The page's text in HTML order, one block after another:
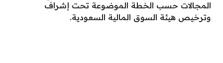
المجالات حسب الخطة الموضوعة تحت إشراف
وترخيص هيئة السوق المالية السعودية.